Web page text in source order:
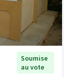
Soumise
au vote